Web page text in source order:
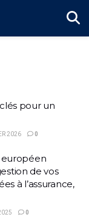
pour un
2026 0
de vos
à l’assurance,
0